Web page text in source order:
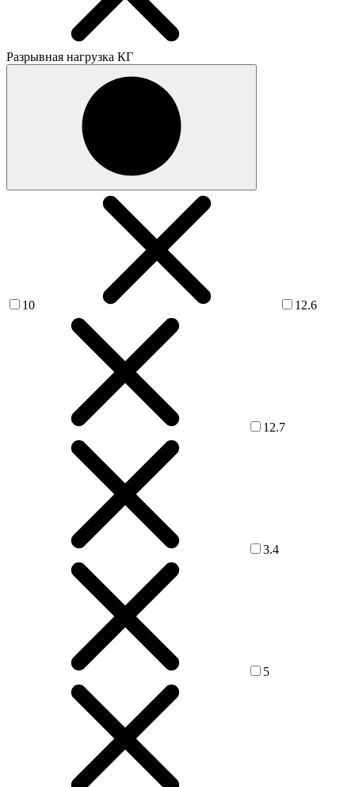
Разрывная нагрузка КГ
10 12.6
12.7
3.4
5